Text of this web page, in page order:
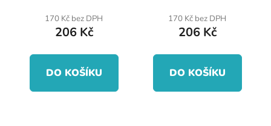
170 Kč bez DPH
206 Kč
DO KOŠÍKU
170 Kč bez DPH
206 Kč
DO KOŠÍKU